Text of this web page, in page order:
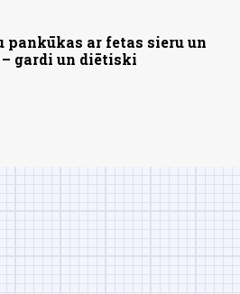
pankūkas ar fetas sieru un
gardi un diētiski